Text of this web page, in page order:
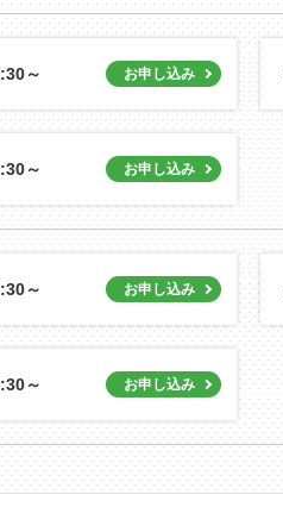
～
～
～
～